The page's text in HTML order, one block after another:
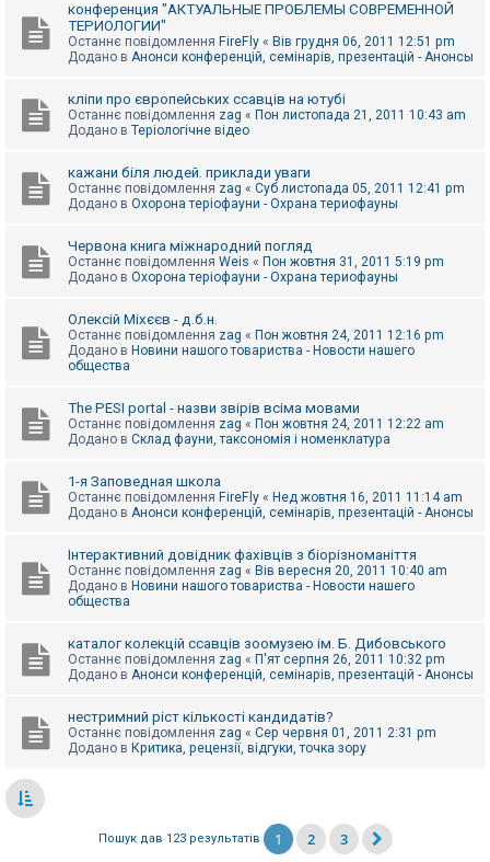
конференция "АКТУАЛЬНЫЕ ПРОБЛЕМЫ СОВРЕМЕННОЙ
ТЕРИОЛОГИИ"
Останнє повідомлення FireFly « Вів грудня 06, 2011 12:51 pm
Додано в Анонси конференцій, семінарів, презентацій - Анонсы
кліпи про європейських ссавців на ютубі
Останнє повідомлення zag « Пон листопада 21, 2011 10:43 am
Додано в Теріологічне відео
кажани біля людей. приклади уваги
Останнє повідомлення zag « Суб листопада 05, 2011 12:41 pm
Додано в Охорона теріофауни - Охрана териофауны
Червона книга міжнародний погляд
Останнє повідомлення Weis « Пон жовтня 31, 2011 5:19 pm
Додано в Охорона теріофауни - Охрана териофауны
Олексій Міхєєв - д.б.н.
Останнє повідомлення zag « Пон жовтня 24, 2011 12:16 pm
Додано в Новини нашого товариства - Новости нашего
общества
The PESI portal - назви звірів всіма мовами
Останнє повідомлення zag « Пон жовтня 24, 2011 12:22 am
Додано в Склад фауни, таксономія і номенклатура
1-я Заповедная школа
Останнє повідомлення FireFly « Нед жовтня 16, 2011 11:14 am
Додано в Анонси конференцій, семінарів, презентацій - Анонсы
Інтерактивний довідник фахівців з біорізноманіття
Останнє повідомлення zag « Вів вересня 20, 2011 10:40 am
Додано в Новини нашого товариства - Новости нашего
общества
каталог колекцій ссавців зоомузею ім. Б. Дибовського
Останнє повідомлення zag « П'ят серпня 26, 2011 10:32 pm
Додано в Анонси конференцій, семінарів, презентацій - Анонсы
нестримний ріст кількості кандидатів?
Останнє повідомлення zag « Сер червня 01, 2011 2:31 pm
Додано в Критика, рецензії, відгуки, точка зору
Пошук дав 123 результатів 1 2 3